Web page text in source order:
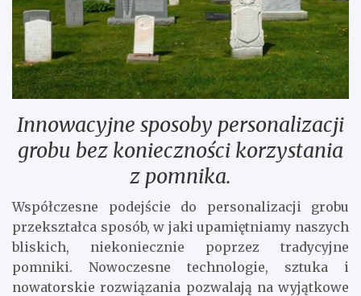
Innowacyjne sposoby personalizacji
grobu bez konieczności korzystania
z pomnika.
Współczesne podejście do personalizacji grobu
przekształca sposób, w jaki upamiętniamy naszych
bliskich, niekoniecznie poprzez tradycyjne
pomniki. Nowoczesne technologie, sztuka i
nowatorskie rozwiązania pozwalają na wyjątkowe